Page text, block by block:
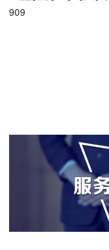
909